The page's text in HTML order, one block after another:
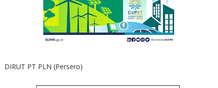
DIRUT PT PLN (Persero)